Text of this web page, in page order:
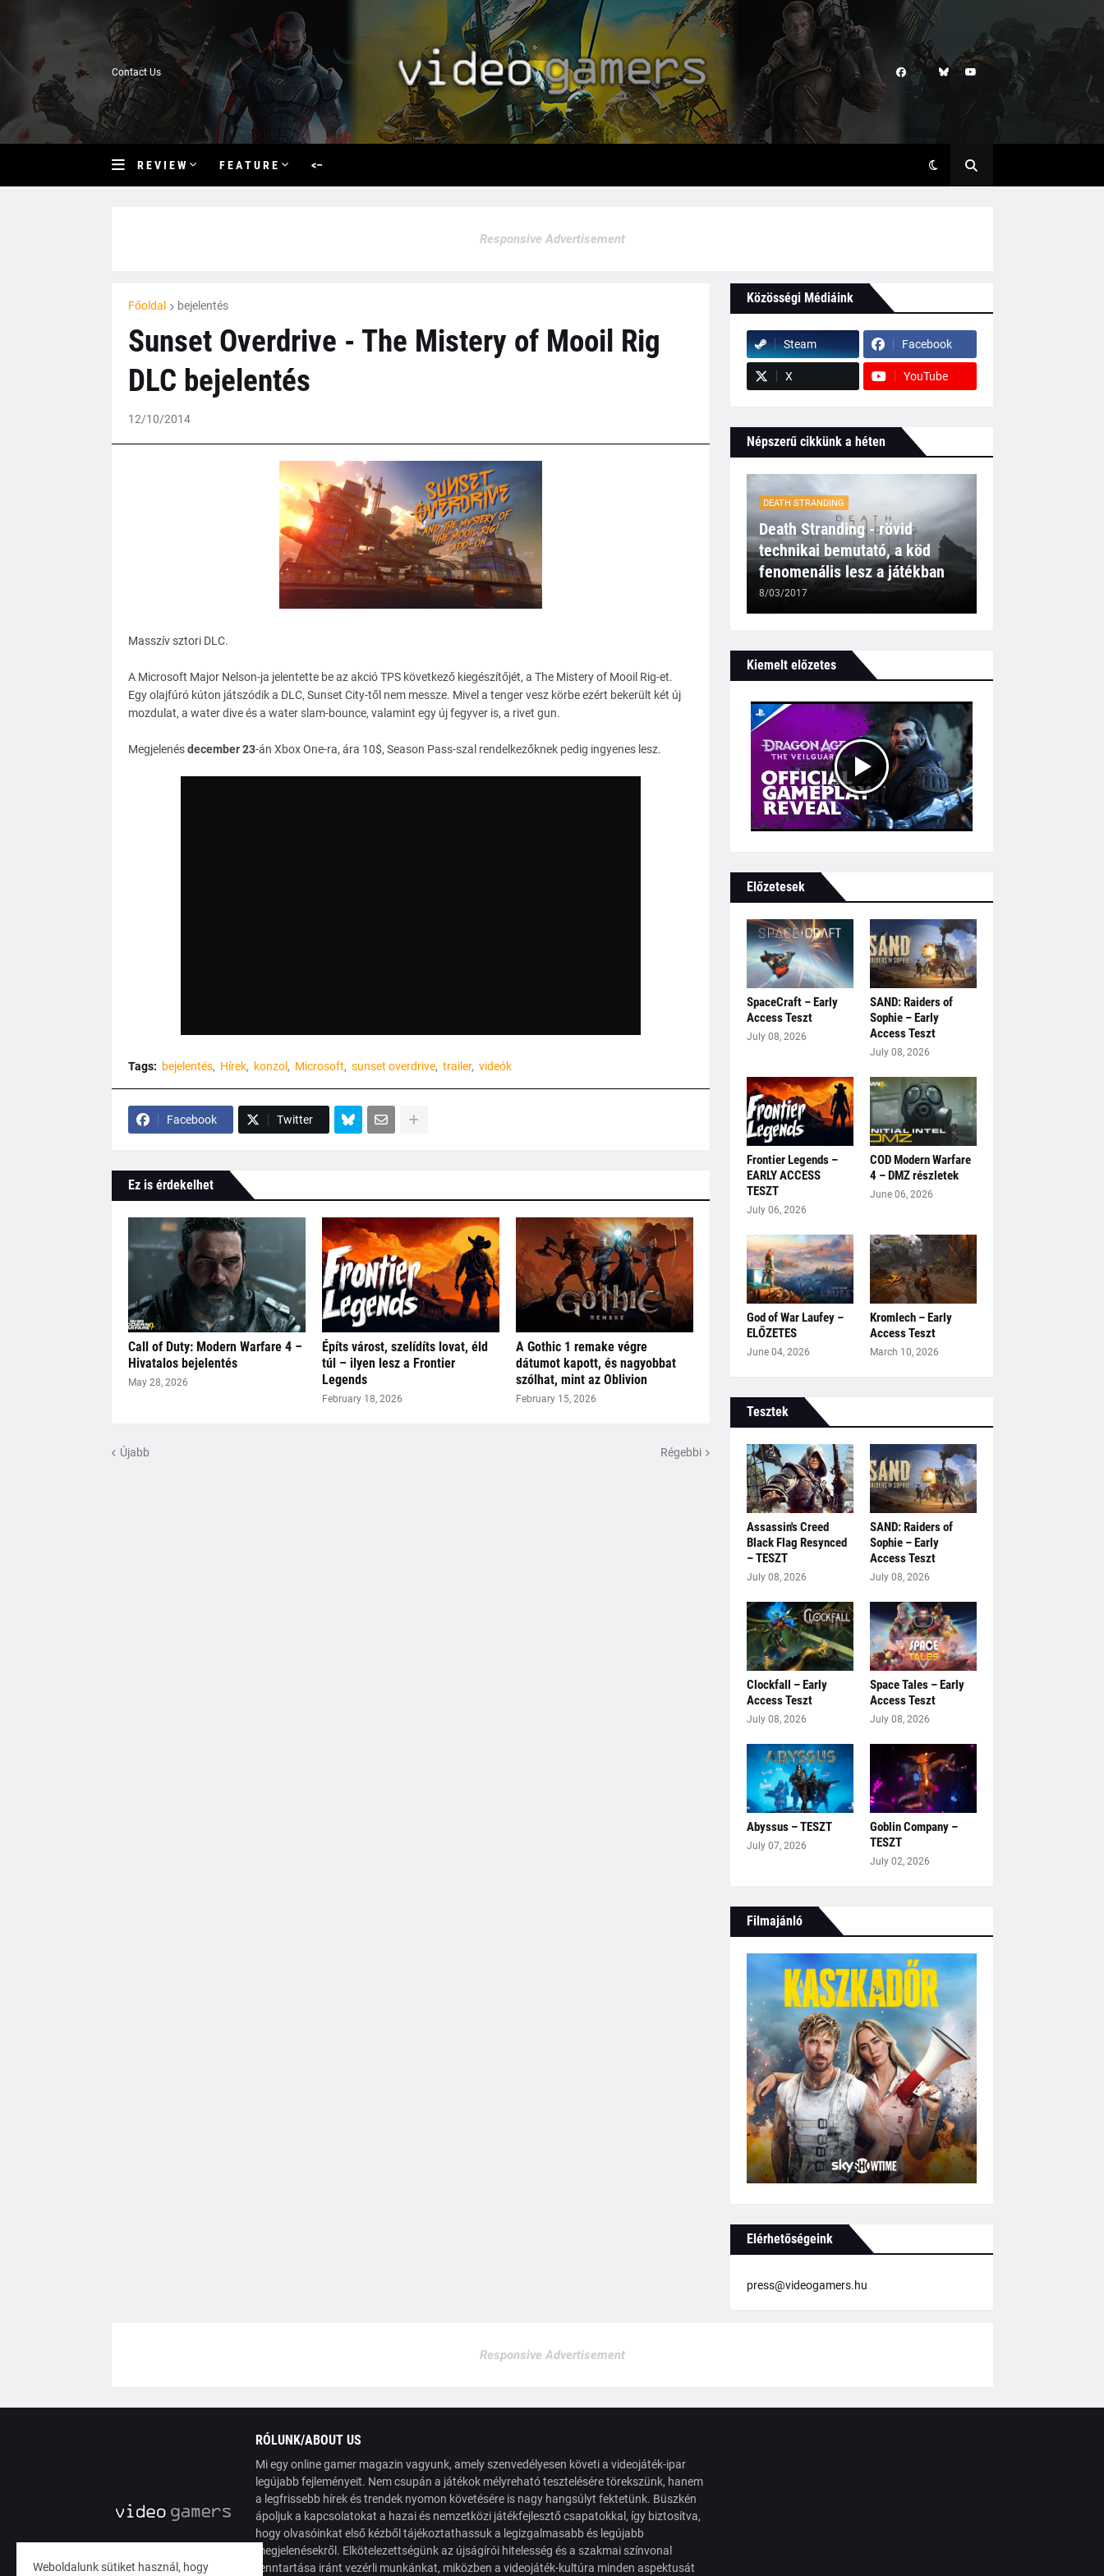
Contact Us
R E V I E W F E A T U R E <–
Responsive Advertisement
Főoldal bejelentés
Sunset Overdrive - The Mistery of Mooil Rig
DLC bejelentés
12/10/2014
Masszív sztori DLC.
A Microsoft Major Nelson-ja jelentette be az akció TPS következő kiegészítőjét, a The Mistery of Mooil Rig-et.
Egy olajfúró kúton játszódik a DLC, Sunset City-től nem messze. Mivel a tenger vesz körbe ezért bekerült két új
mozdulat, a water dive és a water slam-bounce, valamint egy új fegyver is, a rivet gun.
Megjelenésdecember 23-án Xbox One-ra, ára 10$, Season Pass-szal rendelkezőknek pedig ingyenes lesz.
Tags: bejelentés Hírek konzol Microsoft sunset overdrive trailer videók
Facebook Twitter
Ez is érdekelhet
Call of Duty: Modern Warfare 4 –
Hivatalos bejelentés
May 28, 2026
Építs várost, szelídíts lovat, éld
túl – ilyen lesz a Frontier
Legends
February 18, 2026
A Gothic 1 remake végre
dátumot kapott, és nagyobbat
szólhat, mint az Oblivion
February 15, 2026
Újabb Régebbi
Közösségi Médiáink
Steam Facebook
X YouTube
Népszerű cikkünk a héten
DEATH STRANDING
Death Stranding - rövid
technikai bemutató, a köd
fenomenális lesz a játékban
8/03/2017
Kiemelt előzetes
Előzetesek
SpaceCraft – Early
Access Teszt
July 08, 2026
SAND: Raiders of
Sophie – Early
Access Teszt
July 08, 2026
Frontier Legends –
EARLY ACCESS
TESZT
July 06, 2026
COD Modern Warfare
4 – DMZ részletek
June 06, 2026
God of War Laufey –
ELŐZETES
June 04, 2026
Kromlech – Early
Access Teszt
March 10, 2026
Tesztek
Assassin's Creed
Black Flag Resynced
– TESZT
July 08, 2026
SAND: Raiders of
Sophie – Early
Access Teszt
July 08, 2026
Clockfall – Early
Access Teszt
July 08, 2026
Space Tales – Early
Access Teszt
July 08, 2026
Abyssus – TESZT
July 07, 2026
Goblin Company –
TESZT
July 02, 2026
Filmajánló
Elérhetőségeink
press@videogamers.hu
Responsive Advertisement
RÓLUNK/ABOUT US
Mi egy online gamer magazin vagyunk, amely szenvedélyesen követi a videojáték-ipar
legújabb fejleményeit. Nem csupán a játékok mélyreható tesztelésére törekszünk, hanem
a legfrissebb hírek és trendek nyomon követésére is nagy hangsúlyt fektetünk. Büszkén
ápoljuk a kapcsolatokat a hazai és nemzetközi játékfejlesztő csapatokkal, így biztosítva,
hogy olvasóinkat első kézből tájékoztathassuk a legizgalmasabb és legújabb
megjelenésekről. Elkötelezettségünk az újságírói hitelesség és a szakmai színvonal
fenntartása iránt vezérli munkánkat, miközben a videojáték-kultúra minden aspektusát
Weboldalunk sütiket használ, hogy